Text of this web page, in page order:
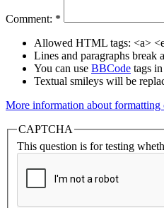
Comment: *
Allowed HTML tags: <a>
Lines and paragraphs break
You can use BBCode tags
Textual smileys will be
More information about formatting
CAPTCHA
This question is for testing